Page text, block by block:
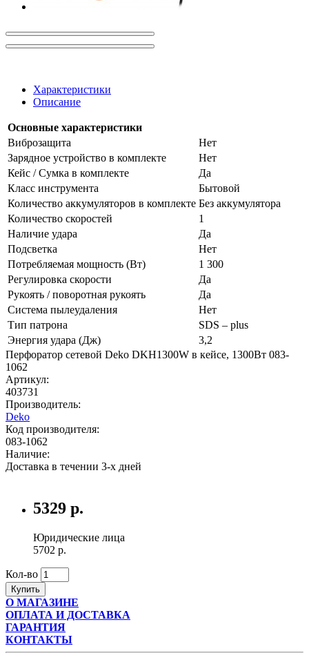
Характеристики
Описание
Основные характеристики
Виброзащита
Нет
Зарядное устройство в комплекте
Нет
Кейс / Сумка в комплекте
Да
Класс инструмента
Бытовой
Количество аккумуляторов в комплекте Без аккумулятора
Количество скоростей
1
Наличие удара
Да
Подсветка
Нет
Потребляемая мощность (Вт)
1 300
Регулировка скорости
Да
Рукоять / поворотная рукоять
Да
Система пылеудаления
Нет
Тип патрона
SDS – plus
Энергия удара (Дж)
3,2
Перфоратор сетевой Deko DKH1300W в кейсе, 1300Вт 083-
1062
Артикул:
403731
Производитель:
Deko
Код производителя:
083-1062
Наличие:
Доставка в течении 3-х дней
5329 р.
Юридические лица
5702 р.
Кол-во
Купить
О МАГАЗИНЕ
ОПЛАТА И ДОСТАВКА
ГАРАНТИЯ
КОНТАКТЫ